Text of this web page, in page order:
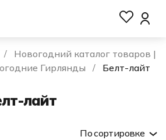
Новогодний каталог товаров |
Гирлянды Белт-лайт
лайт
По сортировке